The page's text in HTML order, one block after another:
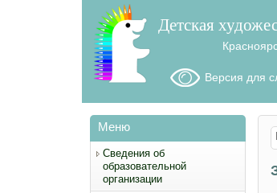
Детская
Версия для
Меню
Сведения об
образовательной
организации